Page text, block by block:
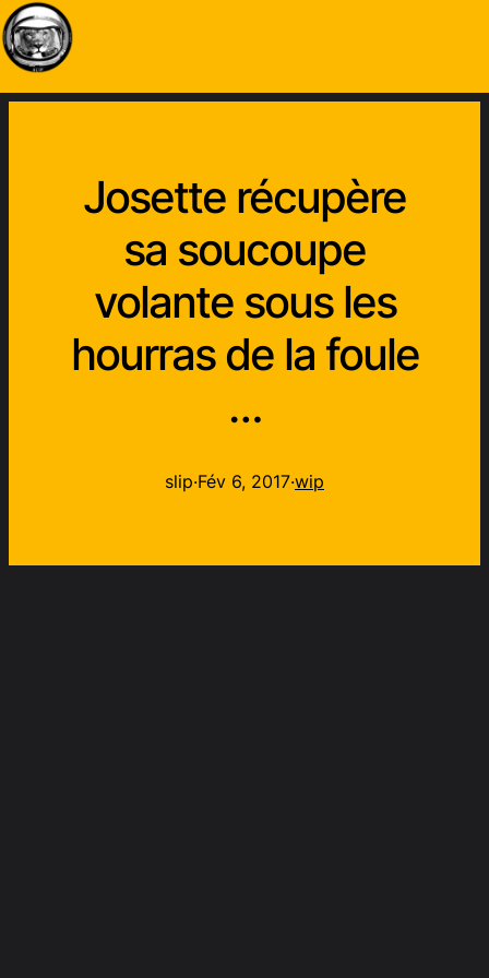
Josette récupère
sa soucoupe
volante sous les
hourras de la foule
…
slip·Fév 6, 2017·wip